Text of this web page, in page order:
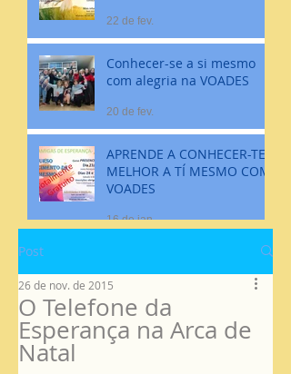
22 de fev.
Conhecer-se a si mesmo
com alegria na VOADES
20 de fev.
APRENDE A CONHECER-TE
MELHOR A TÍ MESMO COM
VOADES
16 de jan.
Post
O Telefone da
Esperança na Arca de
Natal
26 de nov. de 2015